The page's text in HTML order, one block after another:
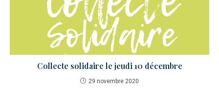
Collecte solidaire le jeudi 10 décembre
29 novembre 2020